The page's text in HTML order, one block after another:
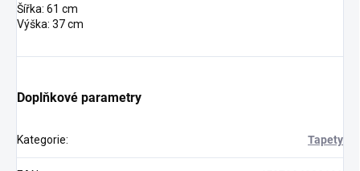
Šířka: 61 cm
Výška: 37 cm
Doplňkové parametry
Kategorie: Tapety